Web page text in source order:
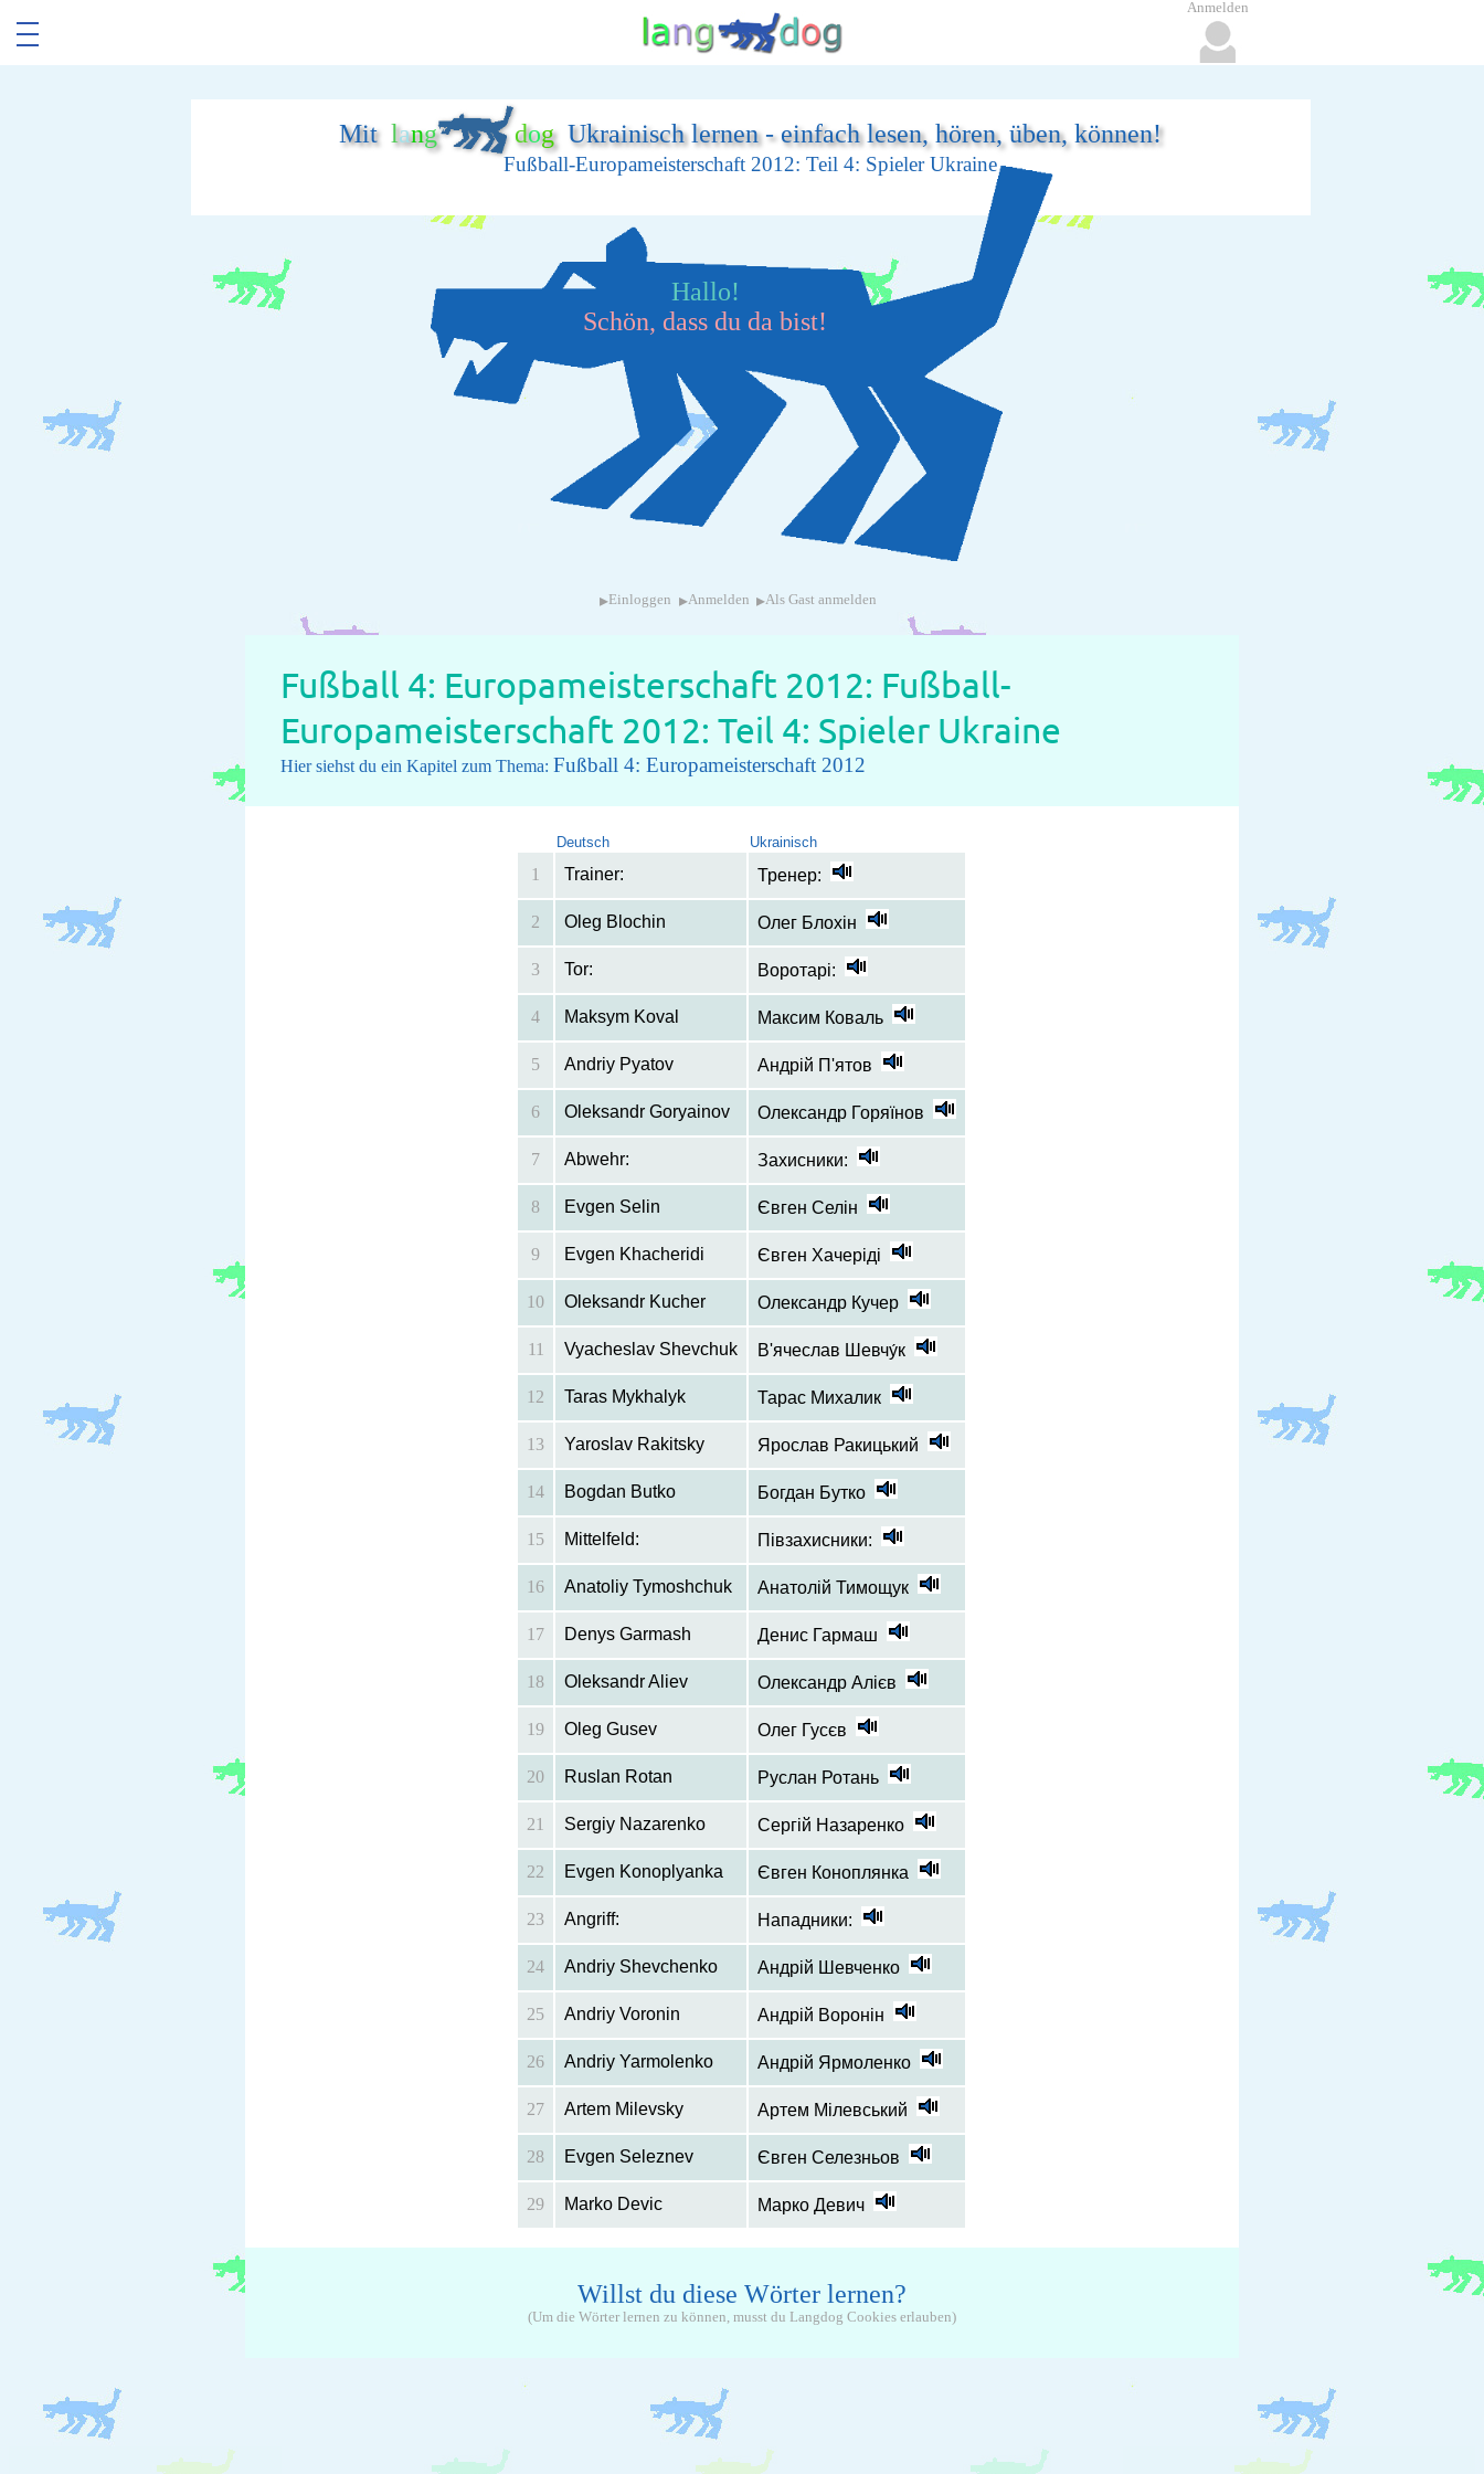
Mitlang dogUkrainisch lernen - einfach lesen, hören, üben, können!
Fußball-Europameisterschaft 2012: Teil 4: Spieler Ukraine
Hallo!
Schön, dass du da bist!
▸ Einloggen ▸Anmelden ▸Als Gast anmelden
Fußball 4: Europameisterschaft 2012: Fußball-
Europameisterschaft 2012: Teil 4: Spieler Ukraine
Hier siehst du ein Kapitel zum Thema: Fußball 4: Europameisterschaft 2012
Deutsch Ukrainisch
1 Trainer: Тренер:
2 Oleg Blochin Олег Блохін
3 Tor: Воротарі:
4 Maksym Koval Максим Коваль
5 Andriy Pyatov Андрій П'ятов
6 Oleksandr Goryainov Олександр Горяїнов
7 Abwehr: Захисники:
8 Evgen Selin Євген Селін
9 Evgen Khacheridi Євген Хачеріді
10 Oleksandr Kucher Олександр Кучер
11 Vyacheslav Shevchuk В'ячеслав Шевчу́к
12 Taras Mykhalyk Тарас Михалик
13 Yaroslav Rakitsky Ярослав Ракицький
14 Bogdan Butko Богдан Бутко
15 Mittelfeld: Півзахисники:
16 Anatoliy Tymoshchuk Анатолій Тимощук
17 Denys Garmash Денис Гармаш
18 Oleksandr Aliev Олександр Алієв
19 Oleg Gusev Олег Гусєв
20 Ruslan Rotan Руслан Ротань
21 Sergiy Nazarenko Сергій Назаренко
22 Evgen Konoplyanka Євген Коноплянка
23 Angriff: Нападники:
24 Andriy Shevchenko Андрій Шевченко
25 Andriy Voronin Андрій Воронін
26 Andriy Yarmolenko Андрій Ярмоленко
27 Artem Milevsky Артем Мілевський
28 Evgen Seleznev Євген Селезньов
29 Marko Devic Марко Девич
Willst du diese Wörter lernen?
(Um die Wörter lernen zu können, musst du Langdog Cookies erlauben)
Anmelden